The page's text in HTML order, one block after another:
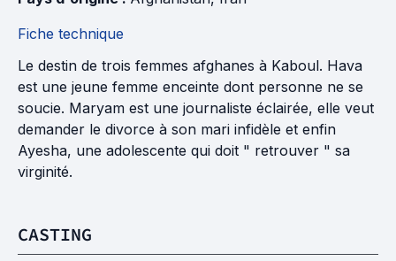
Fiche technique
Le destin de trois femmes afghanes à Kaboul. Hava
est une jeune femme enceinte dont personne ne se
soucie. Maryam est une journaliste éclairée, elle veut
demander le divorce à son mari infidèle et enfin
Ayesha, une adolescente qui doit " retrouver " sa
virginité.
CASTING